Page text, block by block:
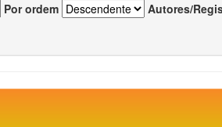
Por ordem Autores/